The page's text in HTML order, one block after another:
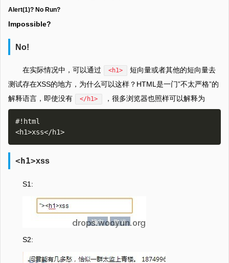
Alert(1)? No Run?
Impossible?
No!
在实际情况中，可以通过 <h1>
短向量或者其他的短向量去
测试存在XSS的地方，为什么可以这样？HTML是一门”不太严格”的
解释语言，即使没有
</h1> ，很多浏览器也照样可以解释为
#!html
<h1>xss
S1:
S2: